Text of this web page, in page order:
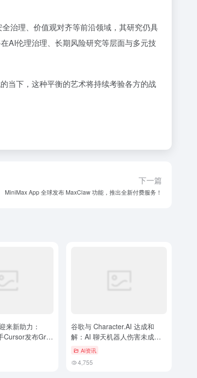
治理、价值观对齐等前沿领域，其研究仍具
AI伦理治理、长期风险研究等层面与多元技
当下，这种平衡的艺术将持续考验各方的战
下一篇
MiniMax App 全球发布 MaxClaw 功能，推出全新付费服务！
来新助力：
Cursor发布Grok
谷歌与 Character.AI 达成和
解：AI 聊天机器人伤害未成年
人事件落幕，引发热议
AI资讯
4,755